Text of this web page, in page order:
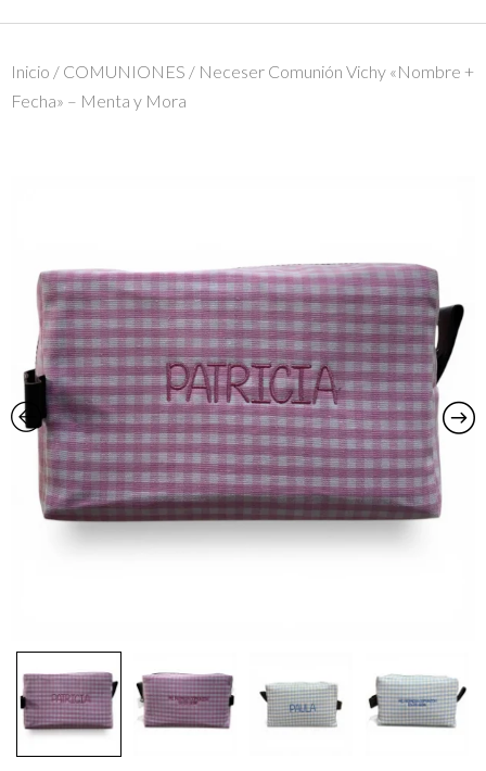
Inicio / COMUNIONES / Neceser Comunión Vichy «Nombre +
Fecha» – Menta y Mora